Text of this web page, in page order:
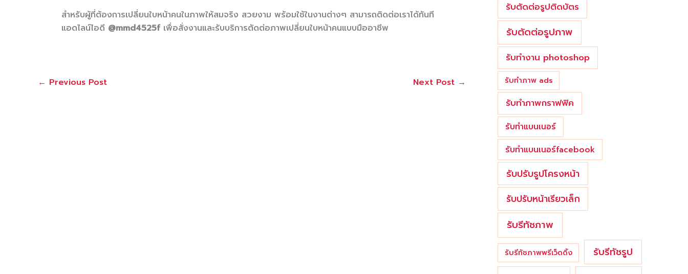
สำหรับผู้ที่ต้องการเปลี่ยนใบหน้าคนในภาพให้สมจริง สวยงาม พร้อมใช้ในงานต่างๆ สามารถติดต่อเราได้ทันที
แอดไลน์ไอดี @mmd4525f เพื่อสั่งงานและรับบริการตัดต่อภาพเปลี่ยนใบหน้าคนแบบมืออาชีพ
← Previous Post Next Post →
รับตัดต่อรูปติดบัตร
รับตัดต่อรูปภาพ
รับทำงาน photoshop
รับทำภาพ ads
รับทำภาพกราฟฟิค
รับทำแบนเนอร์
รับทำแบนเนอร์facebook
รับปรับรูปโครงหน้า
รับปรับหน้าเรียวเล็ก
รับรีทัชภาพ
รับรีทัชภาพพรีเว็ดดิ้ง รับรีทัชรูป